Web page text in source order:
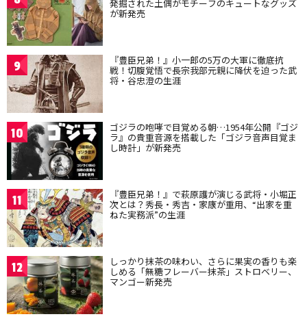
発掘された土偶がモチーフのキュートなグッズ
が新発売
9 『豊臣兄弟！』小一郎の5万の大軍に徹底抗
戦！切腹覚悟で長宗我部元親に降伏を迫った武
将・谷忠澄の生涯
10 ゴジラの咆哮で目覚める朝…1954年公開『ゴジ
ラ』の貴重音源を搭載した「ゴジラ音声目覚ま
し時計」が新発売
11 『豊臣兄弟！』で萩原護が演じる武将・小堀正
次とは？秀長・秀吉・家康が重用、“出家を重
ねた実務派”の生涯
12 しっかり抹茶の味わい、さらに果実の香りも楽
しめる「無糖フレーバー抹茶」ストロベリー、
マンゴー新発売